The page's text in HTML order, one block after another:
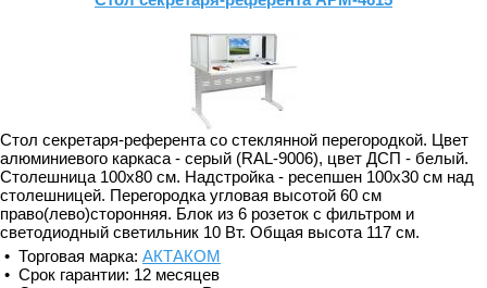
Стол секретаря-референта со стеклянной перегородкой. Цвет
алюминиевого каркаса - серый (RAL-9006), цвет ДСП - белый.
Столешница 100х80 см. Надстройка - ресепшен 100х30 см над
столешницей. Перегородка угловая высотой 60 см
право(лево)сторонняя. Блок из 6 розеток с фильтром и
светодиодный светильник 10 Вт. Общая высота 117 см.
• Торговая марка: АКТАКОМ
• Срок гарантии: 12 месяцев